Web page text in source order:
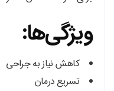
ویژگی‌ها:
کاهش نیاز به جراحی
تسریع درمان